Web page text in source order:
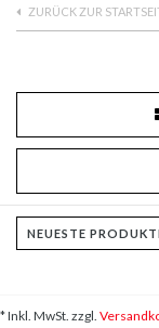
ZURÜCK ZUR
* Inkl. MwSt. zzgl.